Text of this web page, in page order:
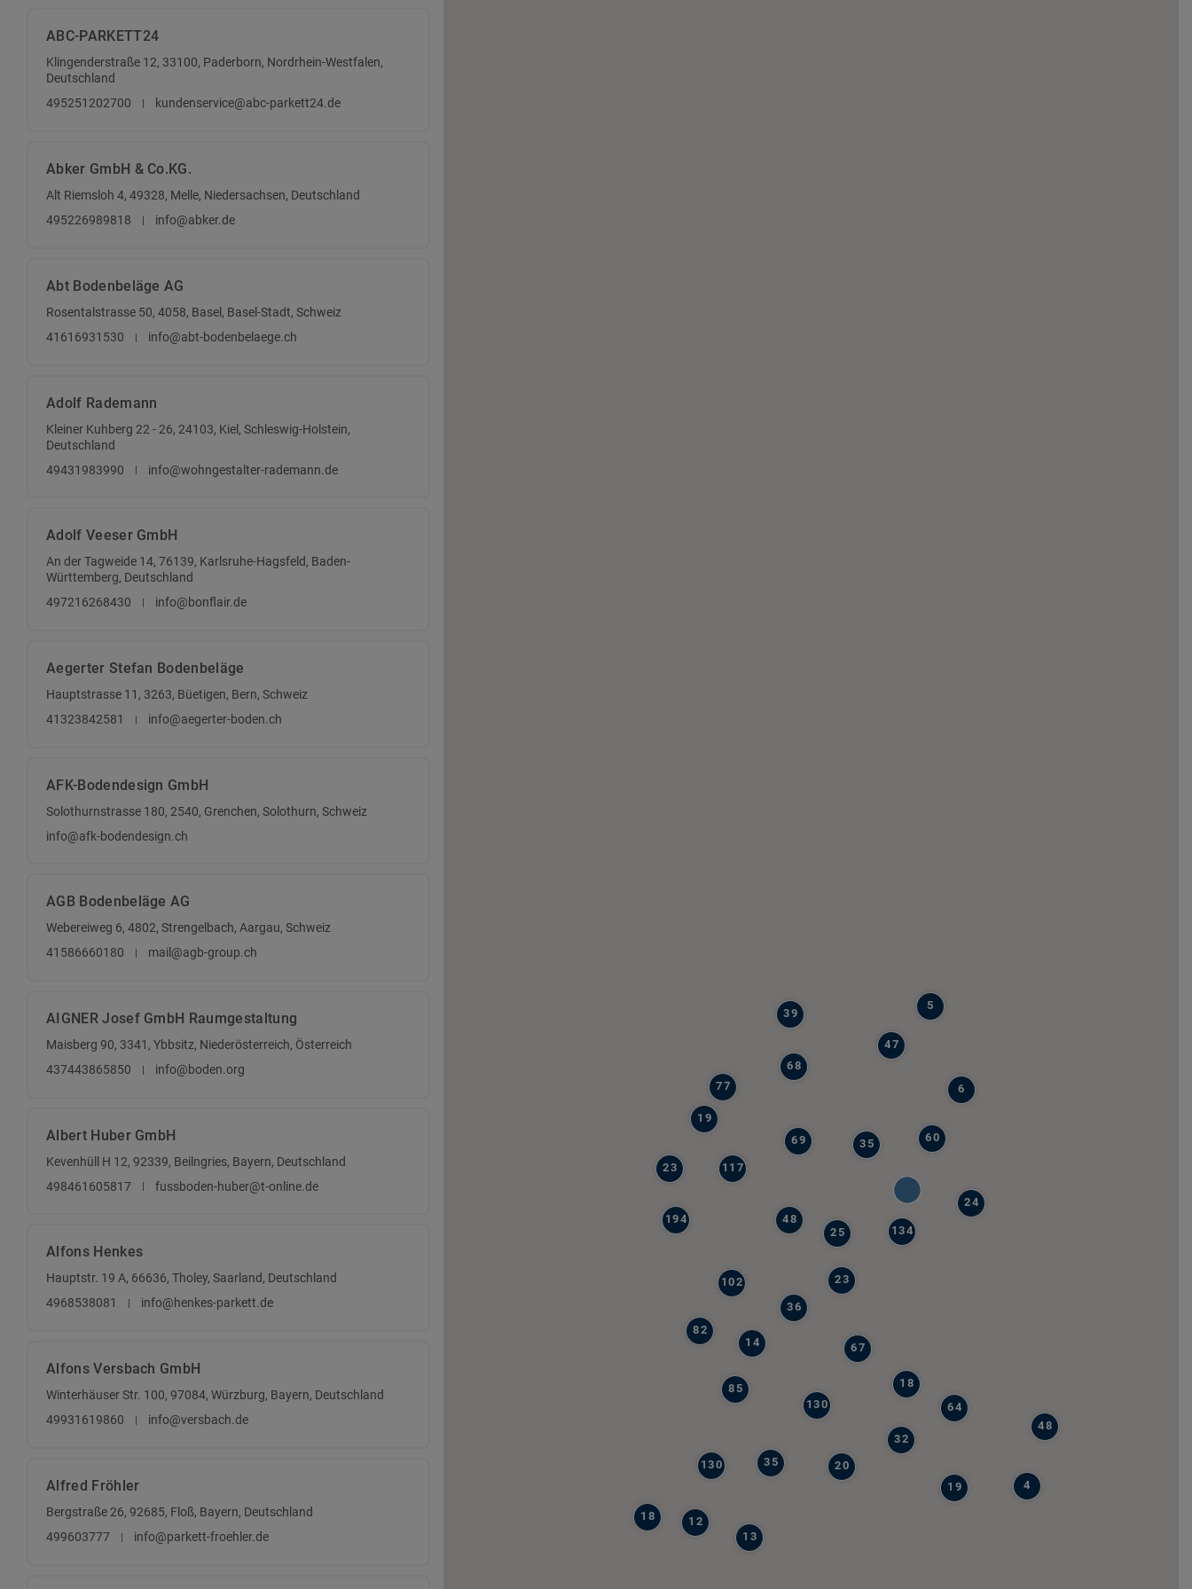
ABC-PARKETT24
Klingenderstraße 12, 33100, Paderborn, Nordrhein-Westfalen,
Deutschland
495251202700
kundenservice@abc-parkett24.de
Abker GmbH & Co.KG.
Alt Riemsloh 4, 49328, Melle, Niedersachsen, Deutschland
495226989818
info@abker.de
Abt Bodenbeläge AG
Rosentalstrasse 50, 4058, Basel, Basel-Stadt, Schweiz
41616931530
info@abt-bodenbelaege.ch
Adolf Rademann
Kleiner Kuhberg 22 - 26, 24103, Kiel, Schleswig-Holstein,
Deutschland
49431983990
info@wohngestalter-rademann.de
Adolf Veeser GmbH
An der Tagweide 14, 76139, Karlsruhe-Hagsfeld, Baden-
Württemberg, Deutschland
497216268430
info@bonflair.de
Aegerter Stefan Bodenbeläge
Hauptstrasse 11, 3263, Büetigen, Bern, Schweiz
41323842581
info@aegerter-boden.ch
AFK-Bodendesign GmbH
Solothurnstrasse 180, 2540, Grenchen, Solothurn, Schweiz
info@afk-bodendesign.ch
AGB Bodenbeläge AG
Webereiweg 6, 4802, Strengelbach, Aargau, Schweiz
41586660180
mail@agb-group.ch
AIGNER Josef GmbH Raumgestaltung
Maisberg 90, 3341, Ybbsitz, Niederösterreich, Österreich
437443865850
info@boden.org
Albert Huber GmbH
Kevenhüll H 12, 92339, Beilngries, Bayern, Deutschland
498461605817
fussboden-huber@t-online.de
Alfons Henkes
Hauptstr. 19 A, 66636, Tholey, Saarland, Deutschland
4968538081
info@henkes-parkett.de
Alfons Versbach GmbH
Winterhäuser Str. 100, 97084, Würzburg, Bayern, Deutschland
49931619860
info@versbach.de
Alfred Fröhler
Bergstraße 26, 92685, Floß, Bayern, Deutschland
499603777
info@parkett-froehler.de
48
85
194
77
117
130
39
64
67
82
36
130
69
134
23
68
35
35
102
19
23
47
19
48
14
60
12
18
32
13
20
24
6
25
5
4
18